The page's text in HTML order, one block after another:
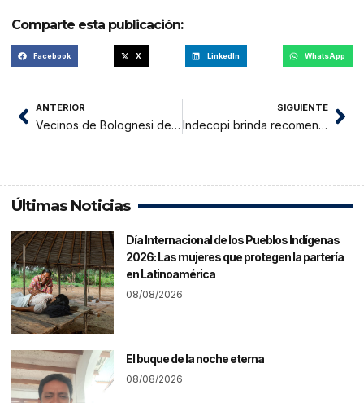
Comparte esta publicación:
Facebook X LinkedIn WhatsApp
ANTERIOR
Vecinos de Bolognesi denuncian daños a la salud por un supuesto mal trabajo en cambio de redes
SIGUIENTE
Indecopi brinda recomendaciones para consumidores ante emergencias climatológicas
Últimas Noticias
Día Internacional de los Pueblos Indígenas
2026: Las mujeres que protegen la partería
en Latinoamérica
08/08/2026
El buque de la noche eterna
08/08/2026